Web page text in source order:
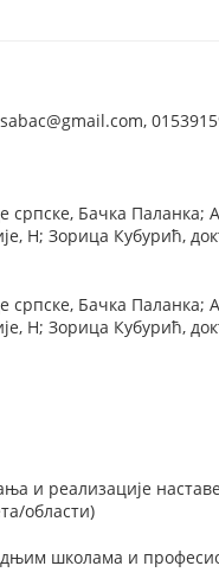
Бачка Паланка;
Н; Зорица Кубурић,
Бачка Паланка;
Н; Зорица Кубурић,
и реализације
области)
школама и